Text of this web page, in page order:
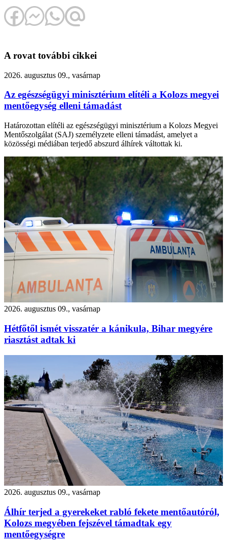
A rovat további cikkei
2026. augusztus 09., vasárnap
Az egészségügyi minisztérium elítéli a Kolozs megyei
mentőegység elleni támadást
Határozottan elítéli az egészségügyi minisztérium a Kolozs Megyei
Mentőszolgálat (SAJ) személyzete elleni támadást, amelyet a
közösségi médiában terjedő abszurd álhírek váltottak ki.
2026. augusztus 09., vasárnap
Hétfőtől ismét visszatér a kánikula, Bihar megyére
riasztást adtak ki
2026. augusztus 09., vasárnap
Álhír terjed a gyerekeket rabló fekete mentőautóról,
Kolozs megyében fejszével támadtak egy
mentőegységre